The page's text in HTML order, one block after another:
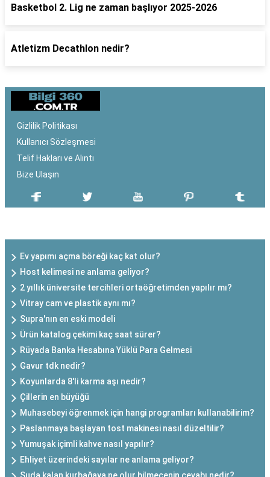
Basketbol 2. Lig ne zaman başlıyor 2025-2026
Atletizm Decathlon nedir?
Gizlilik Politikası
Kullanıcı Sözleşmesi
Telif Hakları ve Alıntı
Bize Ulaşın
Ev yapımı açma böreği kaç kat olur?
Host kelimesi ne anlama geliyor?
2 yıllık üniversite tercihleri ortaöğretimden yapılır mı?
Vitray cam ve plastik aynı mı?
Supra'nın en eski modeli
Ürün katalog çekimi kaç saat sürer?
Rüyada Banka Hesabına Yüklü Para Gelmesi
Gavur tdk nedir?
Koyunlarda 8'li karma aşı nedir?
Çillerin en büyüğü
Muhasebeyi öğrenmek için hangi programları kullanabilirim?
Paslanmaya başlayan tost makinesi nasıl düzeltilir?
Yumuşak içimli kahve nasıl yapılır?
Ehliyet üzerindeki sayılar ne anlama geliyor?